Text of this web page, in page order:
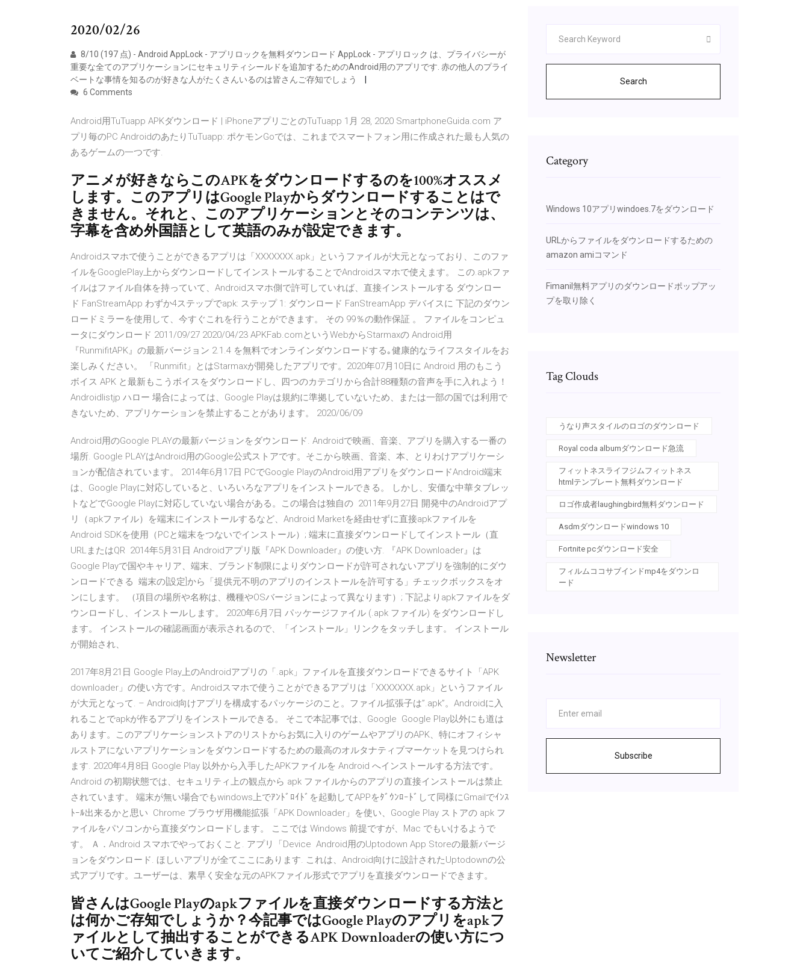
2020/02/26
8/10 (197 点) - Android AppLock - アプリロックを無料ダウンロード AppLock - アプリロック は、プライバシーが
重要な全てのアプリケーションにセキュリティシールドを追加するためのAndroid用のアプリです. 赤の他人のプライ
ベートな事情を知るのが好きな人がたくさんいるのは皆さんご存知でしょう
6 Comments
Android用TuTuapp APKダウンロード | iPhoneアプリごとのTuTuapp 1月 28, 2020 SmartphoneGuida.com ア
プリ毎のPC AndroidのあたりTuTuapp: ポケモンGoでは、これまでスマートフォン用に作成された最も人気の
あるゲームの一つです.
アニメが好きならこのAPKをダウンロードするのを100%オススメ
します。このアプリはGoogle Playからダウンロードすることはで
きません。それと、このアプリケーションとそのコンテンツは、
字幕を含め外国語として英語のみが設定できます。
Androidスマホで使うことができるアプリは「XXXXXXX.apk」というファイルが大元となっており、このファ
イルをGooglePlay上からダウンロードしてインストールすることでAndroidスマホで使えます。 この.apkファ
イルはファイル自体を持っていて、Androidスマホ側で許可していれば、直接インストールする ダウンロー
ド FanStreamApp わずか4ステップでapk: ステップ 1: ダウンロード FanStreamApp デバイスに 下記のダウン
ロードミラーを使用して、今すぐこれを行うことができます。 その 99％の動作保証 。 ファイルをコンピュ
ータにダウンロード 2011/09/27 2020/04/23 APKFab.comというWebからStarmaxの Android用
『RunmifitAPK』の最新バージョン 2.1.4 を無料でオンラインダウンロードする｡健康的なライフスタイルをお
楽しみください。 「Runmifit」とはStarmaxが開発したアプリです。2020年07月10日に Android 用のもこう
ボイス APK と最新もこうボイスをダウンロードし、四つのカテゴリから合計88種類の音声を手に入れよう！
Androidlistjp ハロー 場合によっては、Google Playは規約に準拠していないため、または一部の国では利用で
きないため、アプリケーションを禁止することがあります。 2020/06/09
Android用のGoogle PLAYの最新バージョンをダウンロード. Androidで映画、音楽、アプリを購入する一番の
場所. Google PLAYはAndroid用のGoogle公式ストアです。そこから映画、音楽、本、とりわけアプリケーシ
ョンが配信されています。 2014年6月17日 PCでGoogle PlayのAndroid用アプリをダウンロードAndroid端末
は、Google Playに対応していると、いろいろなアプリをインストールできる。 しかし、安価な中華タブレッ
トなどでGoogle Playに対応していない場合がある。この場合は独自の 2011年9月27日 開発中のAndroidアプ
リ（apkファイル）を端末にインストールするなど、Android Marketを経由せずに直接apkファイルを
Android SDKを使用（PCと端末をつないでインストール）; 端末に直接ダウンロードしてインストール（直
URLまたはQR 2014年5月31日 Androidアプリ版『APK Downloader』の使い方. 『APK Downloader』は
Google Playで国やキャリア、端末、ブランド制限によりダウンロードが許可されないアプリを強制的にダウ
ンロードできる 端末の[設定]から「提供元不明のアプリのインストールを許可する」チェックボックスをオ
ンにします。 （項目の場所や名称は、機種やOSバージョンによって異なります）; 下記よりapkファイルをダ
ウンロードし、インストールします。 2020年6月7日 パッケージファイル (.apk ファイル) をダウンロードし
ます。 インストールの確認画面が表示されるので、「インストール」リンクをタッチします。 インストール
が開始され、
2017年8月21日 Google Play上のAndroidアプリの「.apk」ファイルを直接ダウンロードできるサイト「APK
downloader」の使い方です。Androidスマホで使うことができるアプリは「XXXXXXX.apk」というファイル
が大元となって. – Android向けアプリを構成するパッケージのこと。ファイル拡張子は”.apk”。Androidに入
れることでapkが作るアプリをインストールできる。 そこで本記事では、Google Google Play以外にも道は
あります。このアプリケーションストアのリストからお気に入りのゲームやアプリのAPK、特にオフィシャ
ルストアにないアプリケーションをダウンロードするための最高のオルタナティブマーケットを見つけられ
ます. 2020年4月8日 Google Play 以外から入手したAPKファイルを Android へインストールする方法です。
Android の初期状態では、セキュリティ上の観点から apk ファイルからのアプリの直接インストールは禁止
されています。 端末が無い場合でもwindows上でｱﾝﾄﾞﾛｲﾄﾞを起動してAPPをﾀﾞｳﾝﾛｰﾄﾞして同様にGmailでｲﾝｽ
ﾄｰﾙ出来るかと思い Chrome ブラウザ用機能拡張「APK Downloader」を使い、Google Play ストアの apk フ
ァイルをパソコンから直接ダウンロードします。 ここでは Windows 前提ですが、Mac でもいけるようで
す。 Ａ．Android スマホでやっておくこと. アプリ「Device Android用のUptodown App Storeの最新バージ
ョンをダウンロード. ほしいアプリが全てここにあります. これは、Android向けに設計されたUptodownの公
式アプリです。ユーザーは、素早く安全な元のAPKファイル形式でアプリを直接ダウンロードできます。
皆さんはGoogle Playのapkファイルを直接ダウンロードする方法と
は何かご存知でしょうか？今記事ではGoogle Playのアプリをapkフ
ァイルとして抽出することができるAPK Downloaderの使い方につ
いてご紹介していきます。
Search
Category
Windows 10アプリwindoes.7をダウンロード
URLからファイルをダウンロードするための
amazon amiコマンド
Fimanil無料アプリのダウンロードポップアッ
プを取り除く
Tag Clouds
うなり声スタイルのロゴのダウンロード
Royal coda albumダウンロード急流
フィットネスライフジムフィットネス
htmlテンプレート無料ダウンロード
ロゴ作成者laughingbird無料ダウンロード
Asdmダウンロードwindows 10
Fortnite pcダウンロード安全
フィルムココサブインドmp4をダウンロ
ード
Newsletter
Subscribe